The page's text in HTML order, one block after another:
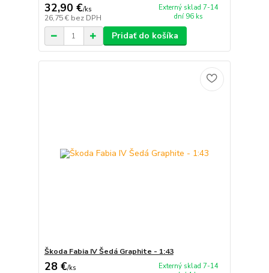
32,90 €/ks
26,75 € bez DPH
Externý sklad 7-14
dní 96 ks
Pridať do košíka
Škoda Fabia IV Šedá Graphite - 1:43
28 €/ks
Externý sklad 7-14